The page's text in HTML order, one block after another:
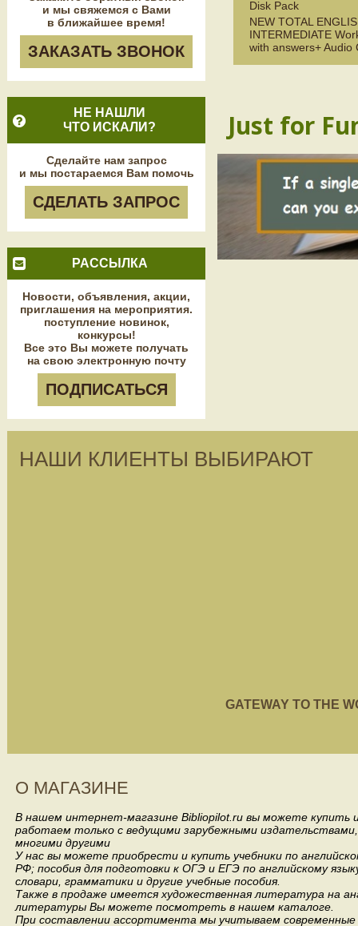
и мы свяжемся с Вами
в ближайшее время!
ЗАКАЗАТЬ ЗВОНОК
НЕ НАШЛИ
ЧТО ИСКАЛИ?
Сделайте нам запрос
и мы постараемся Вам помочь
СДЕЛАТЬ ЗАПРОС
РАССЫЛКА
Новости, объявления, акции,
приглашения на мероприятия.
поступление новинок,
конкурсы!
Все это Вы можете получать
на свою электронную почту
ПОДПИСАТЬСЯ
Disk Pack
NEW TOTAL
INTERMEDIATE
with answers+ Audio
Just for
НАШИ КЛИЕНТЫ ВЫБИРАЮТ
GATEWAY TO THE
О МАГАЗИНЕ
В нашем интернет-магазине Bibliopilot.ru вы можете купить
работаем только с ведущими зарубежными издательствами,
многими другими
У нас вы можете приобрести и купить учебники по
РФ; пособия для подготовки к ОГЭ и ЕГЭ по английскому
словари, грамматики и другие учебные пособия.
Также в продаже имеется художественная литература на
литературы Вы можете посмотреть в нашем каталоге.
При составлении ассортимента мы учитываем